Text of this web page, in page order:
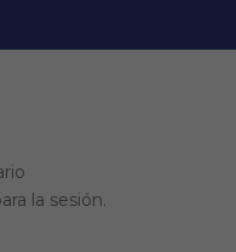
la sesión.